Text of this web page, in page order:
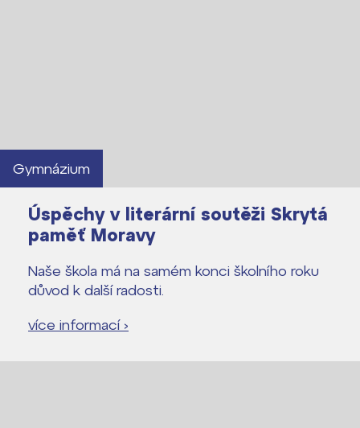
Gymnázium
Úspěchy v literární soutěži Skrytá
paměť Moravy
Naše škola má na samém konci školního roku
důvod k další radosti.
více informací ›